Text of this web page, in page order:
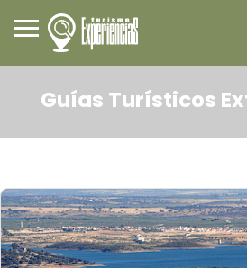
Guías Turísticos